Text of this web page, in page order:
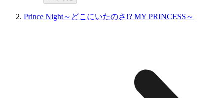
Prince Night～どこにいたのさ!? MY PRINCESS～